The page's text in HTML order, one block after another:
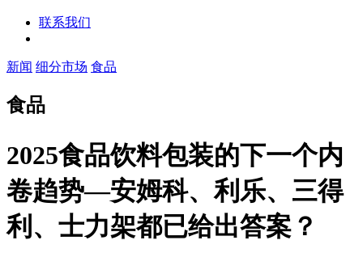
联系我们
新闻 细分市场 食品
食品
2025食品饮料包装的下一个内
卷趋势—安姆科、利乐、三得
利、士力架都已给出答案？